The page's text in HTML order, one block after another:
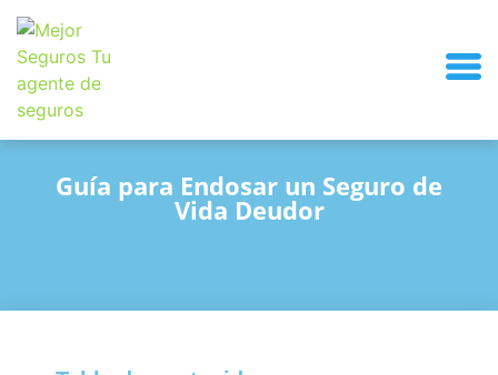
Guía para Endosar un Seguro de
Vida Deudor